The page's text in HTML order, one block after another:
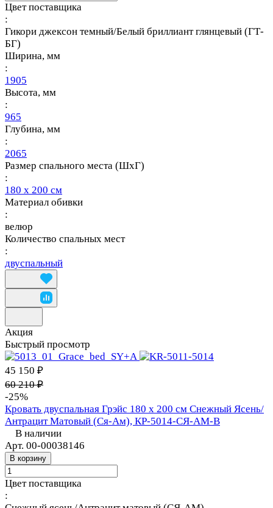
Цвет поставщика
:
Гикори джексон темный/Белый бриллиант глянцевый (ГТ-
БГ)
Ширина, мм
:
1905
Высота, мм
:
965
Глубина, мм
:
2065
Размер спального места (ШхГ)
:
180 х 200 см
Материал обивки
:
велюр
Количество спальных мест
:
двуспальный
Акция
Быстрый просмотр
45 150 ₽
60 210 ₽
-25%
Кровать двуспальная Грэйс 180 х 200 см Снежный Ясень/
Антрацит Матовый (Ся-Ам), КР-5014-СЯ-АМ-В
В наличии
Арт. 00-00038146
В корзину
Цвет поставщика
: